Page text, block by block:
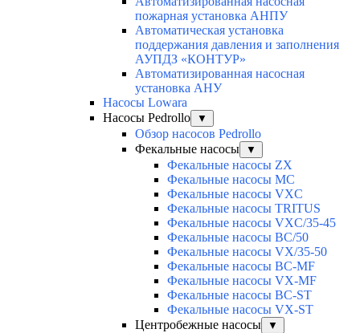
пожарная установка АНПУ
Автоматическая установка
поддержания давления и заполнения
АУПДЗ «КОНТУР»
Автоматизированная насосная
установка АНУ
Насосы Lowara
Насосы Pedrollo
▼
Обзор насосов Pedrollo
Фекальные насосы
▼
Фекальные насосы ZX
Фекальные насосы MC
Фекальные насосы VXC
Фекальные насосы TRITUS
Фекальные насосы VXC/35-45
Фекальные насосы BC/50
Фекальные насосы VX/35-50
Фекальные насосы BC-MF
Фекальные насосы VX-MF
Фекальные насосы BC-ST
Фекальные насосы VX-ST
Центробежные насосы
▼